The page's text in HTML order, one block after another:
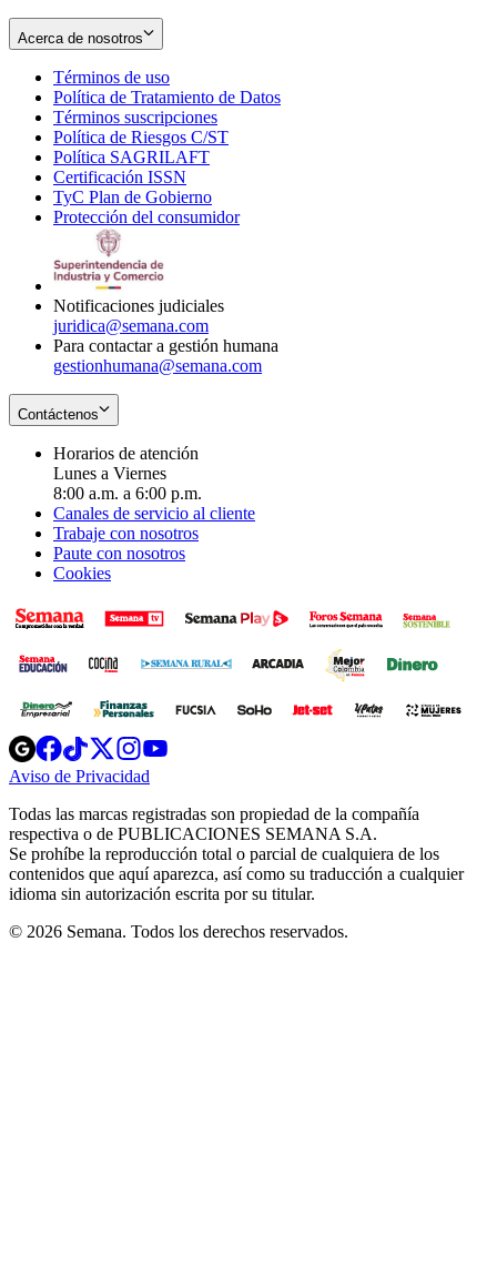
Acerca de nosotros
Términos de uso
in
new
window
Política de Tratamiento de Datos
Términos suscripciones
in
Política de Riesgos C/ST
Política SAGRILAFT
new
window
Certificación ISSN
in
new
TyC Plan de Gobierno
in
Protección del consumidorOpens
Notificaciones judiciales
juridica@semana.com
Para contactar a gestión humana
gestionhumana@semana.com
Contáctenos
Horarios de atención
Lunes a Viernes
8:00 a.m. a 6:00 p.m.
Canales de servicio al cliente
Trabaje con nosotros
Paute con nosotros
Cookies
Opens
in
new
Opens
in
new
Opens
in
new
window
Opens
new
windowwindow
Aviso de Privacidad
new
window
Todas las marcas registradas son propiedad de la compañía
respectiva o de PUBLICACIONES SEMANA S.A.
Se prohíbe la reproducción total o parcial de cualquiera de los
contenidos que aquí aparezca, así como su traducción a cualquier
idioma sin autorización escrita por su titular.
© 2026 Semana. Todos los derechos reservados.